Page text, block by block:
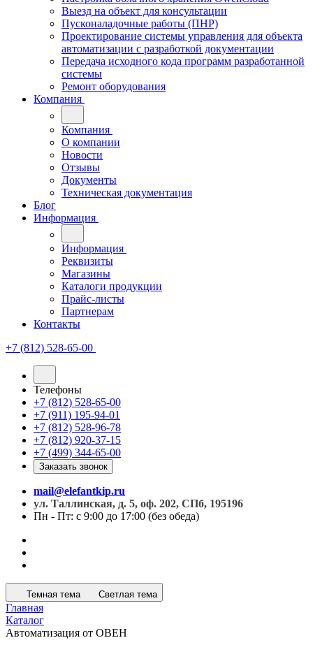
Выезд на объект для консультации
Пусконаладочные работы (ПНР)
Проектирование системы управления для объекта
автоматизации с разработкой документации
Передача исходного кода программ разработанной
системы
Ремонт оборудования
Компания
Компания
О компании
Новости
Отзывы
Документы
Техническая документация
Блог
Информация
Информация
Реквизиты
Магазины
Каталоги продукции
Прайс-листы
Партнерам
Контакты
+7 (812) 528-65-00
Телефоны
+7 (812) 528-65-00
+7 (911) 195-94-01
+7 (812) 528-96-78
+7 (812) 920-37-15
+7 (499) 344-65-00
Заказать звонок
mail@elefantkip.ru
ул. Таллинская, д. 5, оф. 202, СПб, 195196
Пн - Пт: с 9:00 до 17:00 (без обеда)
Темная тема Светлая тема
Главная
Каталог
Автоматизация от ОВЕН